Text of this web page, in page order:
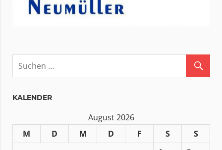
KALENDER
August 2026
M
D M D F S
S